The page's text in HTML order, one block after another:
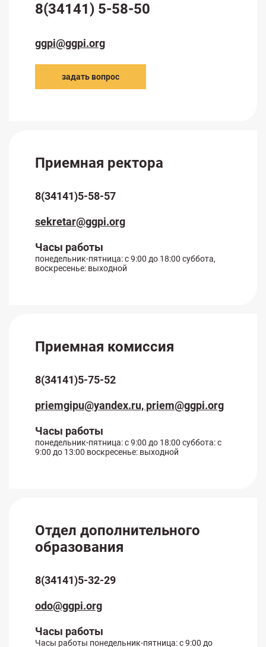
8(34141) 5-58-50
ggpi@ggpi.org
задать вопрос
Приемная ректора
8(34141)5-58-57
sekretar@ggpi.org
Часы работы
понедельник-пятница: с 9:00 до 18:00 суббота,
воскресенье: выходной
Приемная комиссия
8(34141)5-75-52
priemgipu@yandex.ru, priem@ggpi.org
Часы работы
понедельник-пятница: с 9:00 до 18:00 суббота: с
9:00 до 13:00 воскресенье: выходной
Отдел дополнительного
образования
8(34141)5-32-29
odo@ggpi.org
Часы работы
Часы работы понедельник-пятница: с 9:00 до